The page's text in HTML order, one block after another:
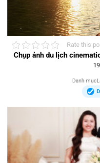
Rate this
Chụp ảnh du lịch
Danh